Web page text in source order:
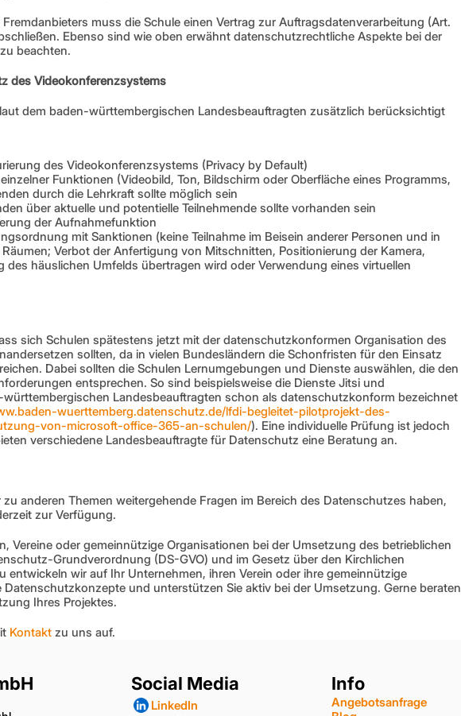
muss die Schule einen Vertrag zur Auftragsdatenverarbeitung (Art.
Ebenso sind wie oben erwähnt datenschutzrechtliche Aspekte bei der
beachten.
des Videokonferenzsystems
dem baden-württembergischen Landesbeauftragten zusätzlich berücksichtigt
des Videokonferenzsystems (Privacy by Default)
Funktionen (Videobild, Ton, Bildschirm oder Oberfläche eines Programms,
durch die Lehrkraft sollte möglich sein
über aktuelle und potentielle Teilnehmende sollte vorhanden sein
der Aufnahmefunktion
mit Sanktionen (keine Teilnahme im Beisein anderer Personen und in
Verbot der Anfertigung von Mitschnitten, Positionierung der Kamera,
des häuslichen Umfelds übertragen wird oder Verwendung eines virtuellen
sich Schulen spätestens jetzt mit der datenschutzkonformen Organisation des
sollten, da in vielen Bundesländern die Schonfristen für den Einsatz
Dabei sollten die Schulen Lernumgebungen und Dienste auswählen, die den
entsprechen. So sind beispielsweise die Dienste Jitsi und
Landesbeauftragten schon als datenschutzkonform bezeichnet
wuerttemberg.datenschutz.de/lfdi-begleitet-pilotprojekt-des-
von-microsoft-office-365-an-schulen/). Eine individuelle Prüfung ist jedoch
verschiedene Landesbeauftragte für Datenschutz eine Beratung an.
anderen Themen weitergehende Fragen im Bereich des Datenschutzes haben,
zur Verfügung.
Vereine oder gemeinnützige Organisationen bei der Umsetzung des betrieblichen
Grundverordnung (DS-GVO) und im Gesetz über den Kirchlichen
entwickeln wir auf Ihr Unternehmen, ihren Verein oder ihre gemeinnützige
und unterstützen Sie aktiv bei der Umsetzung. Gerne beraten
Ihres Projektes.
Kontakt zu uns auf.
Social Media
LinkedIn
Info
Angebotsanfrage